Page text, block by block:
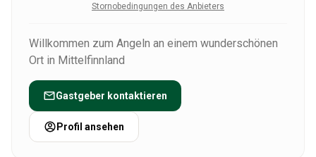
Stornobedingungen des Anbieters
Willkommen zum Angeln an einem wunderschönen
Ort in Mittelfinnland
Gastgeber kontaktieren
Profil ansehen